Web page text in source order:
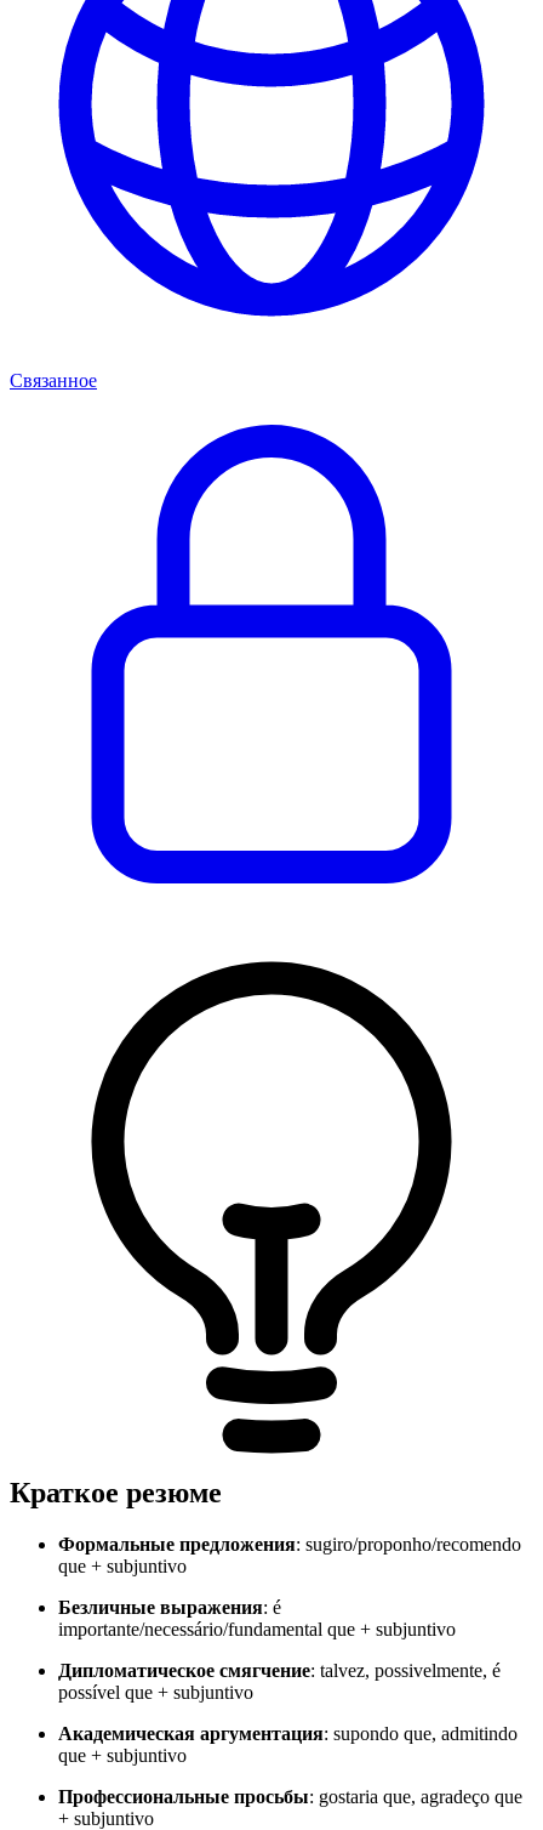
Связанное
Краткое резюме
Формальные предложения: sugiro/proponho/recomendo
que + subjuntivo
Безличные выражения: é
importante/necessário/fundamental que + subjuntivo
Дипломатическое смягчение: talvez, possivelmente, é
possível que + subjuntivo
Академическая аргументация: supondo que, admitindo
que + subjuntivo
Профессиональные просьбы: gostaria que, agradeço que
+ subjuntivo